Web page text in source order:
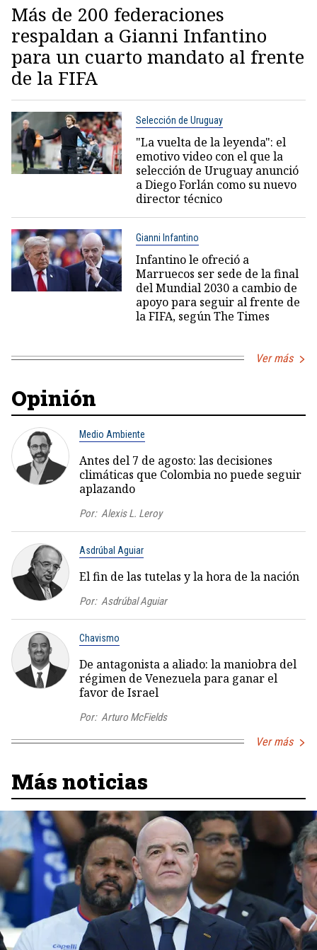
Más de 200 federaciones
respaldan a Gianni Infantino
para un cuarto mandato al frente
de la FIFA
Selección de Uruguay
"La vuelta de la leyenda": el
emotivo video con el que la
selección de Uruguay anunció
a Diego Forlán como su nuevo
director técnico
Gianni Infantino
Infantino le ofreció a
Marruecos ser sede de la final
del Mundial 2030 a cambio de
apoyo para seguir al frente de
la FIFA, según The Times
Ver más
Opinión
Medio Ambiente
Antes del 7 de agosto: las decisiones
climáticas que Colombia no puede seguir
aplazando
Por: Alexis L. Leroy
Asdrúbal Aguiar
El fin de las tutelas y la hora de la nación
Por: Asdrúbal Aguiar
Chavismo
De antagonista a aliado: la maniobra del
régimen de Venezuela para ganar el
favor de Israel
Por: Arturo McFields
Ver más
Más noticias